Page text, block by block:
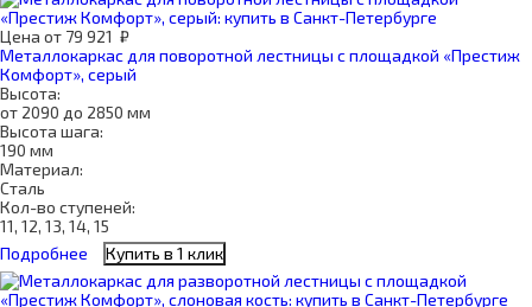
Цена от 79 921 ₽
Металлокаркас для поворотной лестницы с площадкой «Престиж
Комфорт», серый
Высота:
от 2090 до 2850 мм
Высота шага:
190 мм
Материал:
Сталь
Кол-во ступеней:
11, 12, 13, 14, 15
Подробнее
Купить в 1 клик